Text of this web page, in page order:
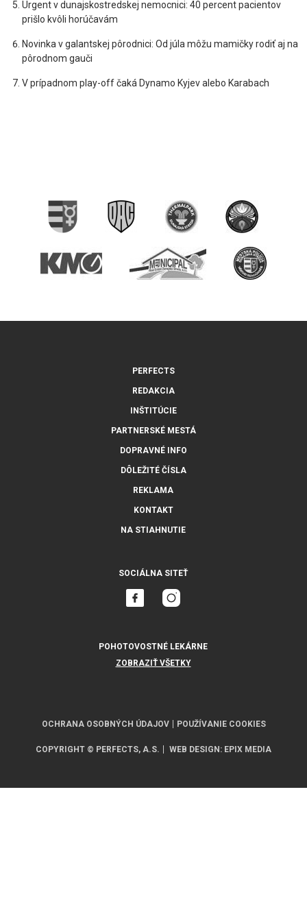
Urgent v dunajskostredskej nemocnici: 40 percent pacientov
prišlo kvôli horúčavám
Novinka v galantskej pôrodnici: Od júla môžu mamičky rodiť aj na
pôrodnom gauči
V prípadnom play-off čaká Dynamo Kyjev alebo Karabach
PERFECTS
REDAKCIA
INŠTITÚCIE
PARTNERSKÉ MESTÁ
DOPRAVNÉ INFO
DÔLEŽITÉ ČÍSLA
REKLAMA
KONTAKT
NA STIAHNUTIE
SOCIÁLNA SITEŤ
POHOTOVOSTNÉ LEKÁRNE
ZOBRAZIŤ VŠETKY
OCHRANA OSOBNÝCH ÚDAJOV POUŽÍVANIE COOKIES
COPYRIGHT © PERFECTS, A.S. WEB DESIGN : EPIX MEDIA